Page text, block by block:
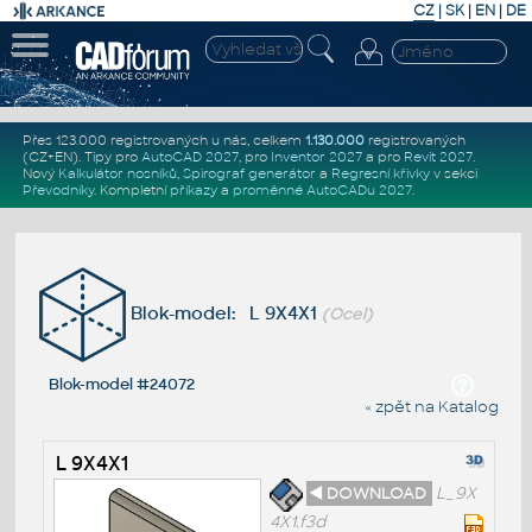
CZ | SK| EN | DE
Přes 123.000 registrovaných u nás, celkem 1.130.000registrovaných
(CZ+EN). Tipy pro AutoCAD 2027, pro Inventor 2027a pro Revit 2027.
Nový Kalkulátor nosníků, Spirograf generátor a Regresní křivkyv sekci
Převodníky. Kompletní příkazya proměnné AutoCADu 2027.
Blok-model: L 9X4X1 (Ocel)
Blok-model #24072
« zpět na Katalog
L 9X4X1
◄ DOWNLOAD L_9X
4X1.f3d